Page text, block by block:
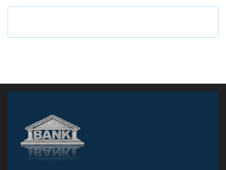
Что будет с наличными деньгами при цифровом